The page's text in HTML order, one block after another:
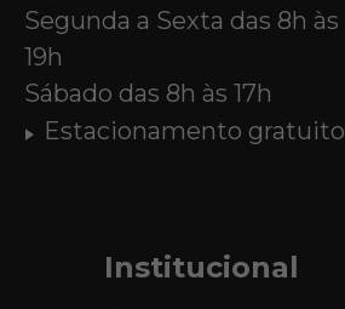
Segunda a Sexta das 8h às
19h
Sábado das 8h às 17h
Estacionamento gratuito
Institucional